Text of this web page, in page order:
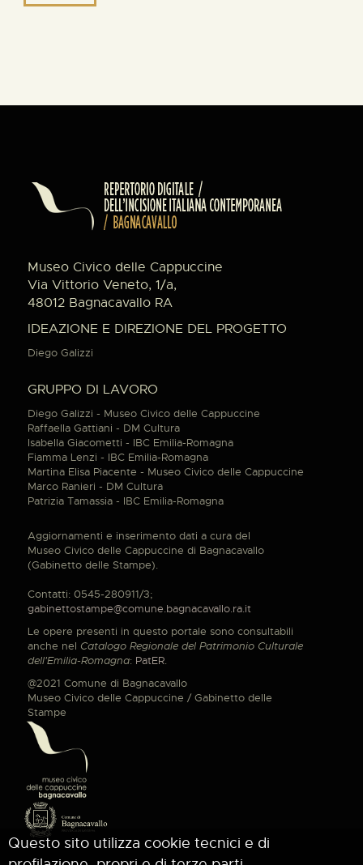
Museo Civico delle Cappuccine
Via Vittorio Veneto, 1/a,
48012 Bagnacavallo RA
IDEAZIONE E DIREZIONE DEL PROGETTO
Diego Galizzi
GRUPPO DI LAVORO
Diego Galizzi - Museo Civico delle Cappuccine
Raffaella Gattiani - DM Cultura
Isabella Giacometti - IBC Emilia-Romagna
Fiamma Lenzi - IBC Emilia-Romagna
Martina Elisa Piacente - Museo Civico delle Cappuccine
Marco Ranieri - DM Cultura
Patrizia Tamassia - IBC Emilia-Romagna
Aggiornamenti e inserimento dati a cura del
Museo Civico delle Cappuccine di Bagnacavallo
(Gabinetto delle Stampe).
Contatti: 0545-280911/3;
gabinettostampe@comune.bagnacavallo.ra.it
Le opere presenti in questo portale sono consultabili
anche nel Catalogo Regionale del Patrimonio Culturale
dell'Emilia-Romagna: PatER.
@2021 Comune di Bagnacavallo
Museo Civico delle Cappuccine / Gabinetto delle
Stampe
Questo sito utilizza cookie tecnici e di